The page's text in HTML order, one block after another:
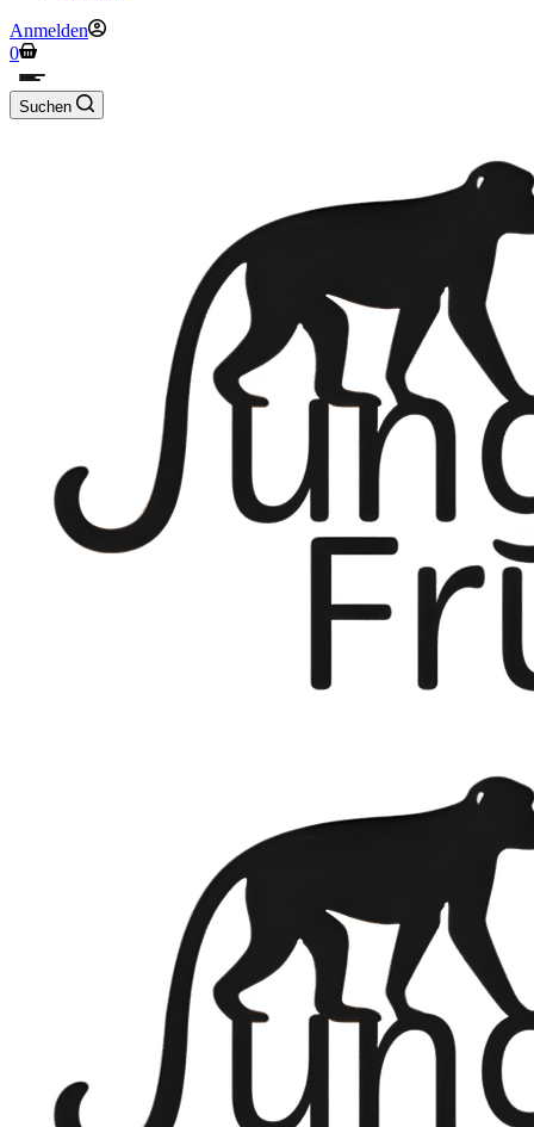
Anmelden
Warenkorb
0
Suchen